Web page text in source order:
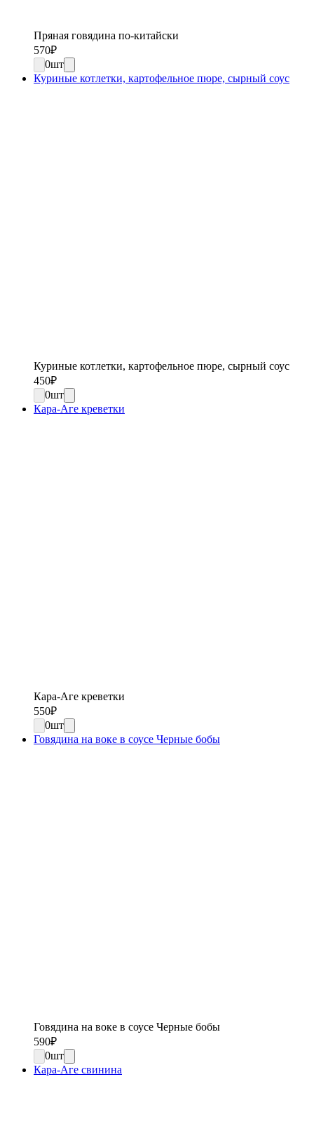
Пряная говядина по-китайски
570₽
0шт
Куриные котлетки, картофельное пюре, сырный соус
Куриные котлетки, картофельное пюре, сырный соус
450₽
0шт
Кара-Аге креветки
Кара-Аге креветки
550₽
0шт
Говядина на воке в соусе Черные бобы
Говядина на воке в соусе Черные бобы
590₽
0шт
Кара-Аге свинина